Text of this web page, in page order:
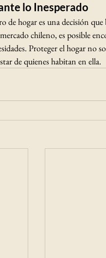
lo Inesperado
de hogar es una decisión
chileno, es posible
Proteger el hogar no
de quienes habitan en ella.